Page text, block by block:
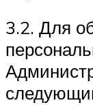
3.2. Для